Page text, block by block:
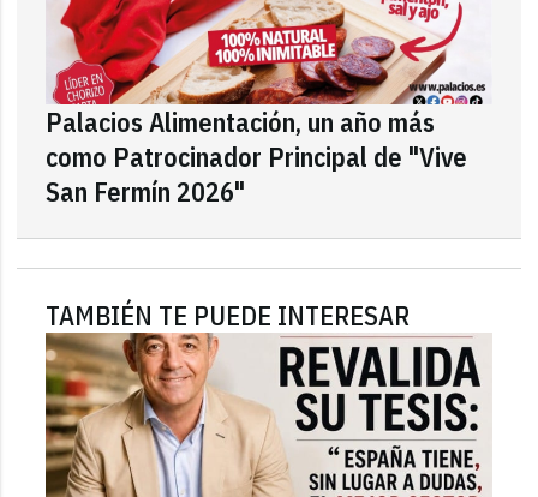
Palacios Alimentación, un año más
como Patrocinador Principal de "Vive
San Fermín 2026"
TAMBIÉN TE PUEDE INTERESAR